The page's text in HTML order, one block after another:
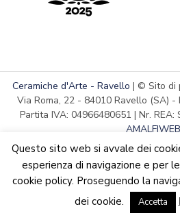
We are updating the website.
variations
Ceramiche d'Arte - Ravello | © Sito di
Via Roma, 22 - 84010 Ravello (SA)
Partita IVA: 04966480651 | Nr. REA:
AMALFIWEB
Questo sito web si avvale dei
esperienza di navigazione e per
cookie policy. Proseguendo la
dei cookie.
Accetta
English